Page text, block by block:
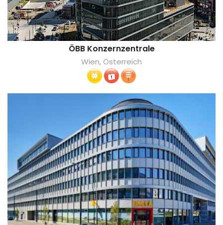
ÖBB Konzernzentrale
Wien, Österreich